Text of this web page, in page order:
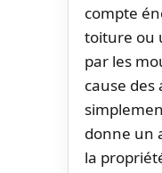
compte
toiture ou
par les
cause des
donne un
la